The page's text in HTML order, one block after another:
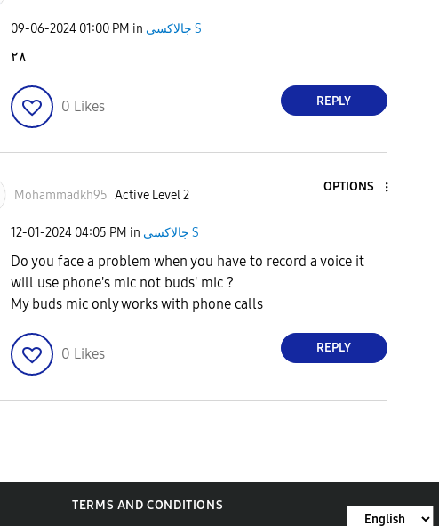
‎09-06-2024 01:00 PM in جالاكسى S
٢٨
0 Likes REPLY
Mohammadkh95 Active Level 2
OPTIONS
‎12-01-2024 04:05 PM in جالاكسى S
Do you face a problem when you have to record a voice it
will use phone's mic not buds' mic ?
My buds mic only works with phone calls
0 Likes REPLY
TERMS AND CONDITIONS